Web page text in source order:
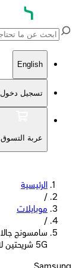
English
تسجيل دخول
عربة التسوق
الرئيسية
/
موبايلات
/
5G شريحتين لافندر , ضمان سنه